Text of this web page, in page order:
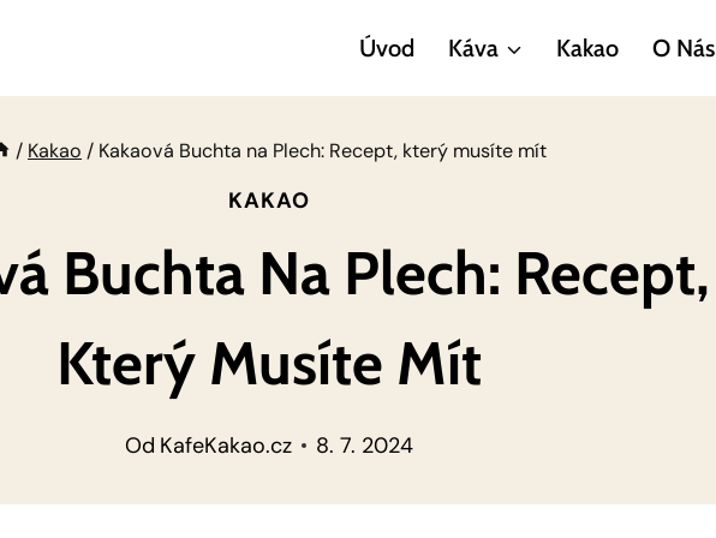
Úvod Káva Kakao O Nás
/ Kakao / Kakaová Buchta na Plech: Recept, který musíte mít
KAKAO
Buchta Na Plech: Recept,
Který Musíte Mít
Od KafeKakao.cz 8. 7. 2024